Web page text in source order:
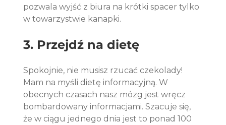
pozwala wyjść z biura na krótki spacer tylko
w towarzystwie kanapki.
3. Przejdź na dietę
Spokojnie, nie musisz rzucać czekolady!
Mam na myśli dietę informacyjną. W
obecnych czasach nasz mózg jest wręcz
bombardowany informacjami. Szacuje się,
że w ciągu jednego dnia jest to ponad 100